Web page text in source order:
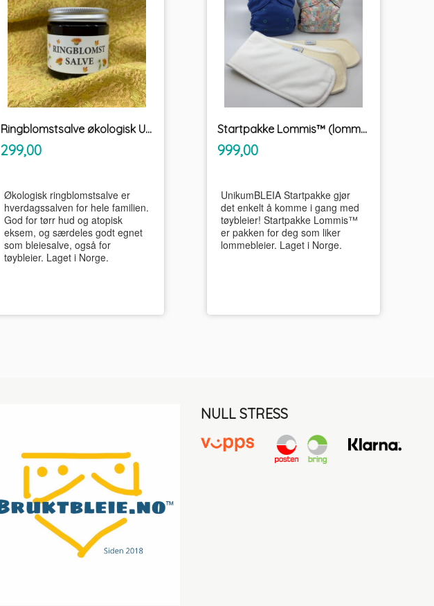
Ringblomstsalve økologisk Unikum
Pris
299,00mva.
Økologisk ringblomstsalve er
hverdagssalven for hele familien.
God for tørr hud og atopisk
eksem, og særdeles godt egnet
som bleiesalve, også for
tøybleier. Laget i Norge.
Startpakke Lommis™ (lommebleie) tøybleier
Pris
999,00inkl.
mva.
UnikumBLEIA Startpakke gjør
det enkelt å komme i gang med
tøybleier! Startpakke Lommis™
er pakken for deg som liker
lommebleier. Laget i Norge.
NULL STRESS